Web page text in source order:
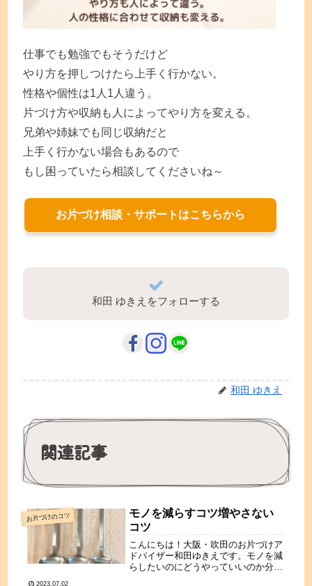
仕事でも勉強でもそうだけど
やり方を押しつけたら上手く行かない。
性格や個性は1人1人違う。
片づけ方や収納も人によってやり方を変える。
兄弟や姉妹でも同じ収納だと
上手く行かない場合もあるので
もし困っていたら相談してくださいね～
お片づけ相談・サポートはこちらから
和田 ゆきえをフォローする
和田 ゆきえ
関連記事
お片づけのコツ
モノを減らすコツ増やさない
コツ
こんにちは！大阪・吹田のお片づけア
ドバイザー和田ゆきえです。モノを減
らしたいのにどうやっていいのか分か
2023.07.02